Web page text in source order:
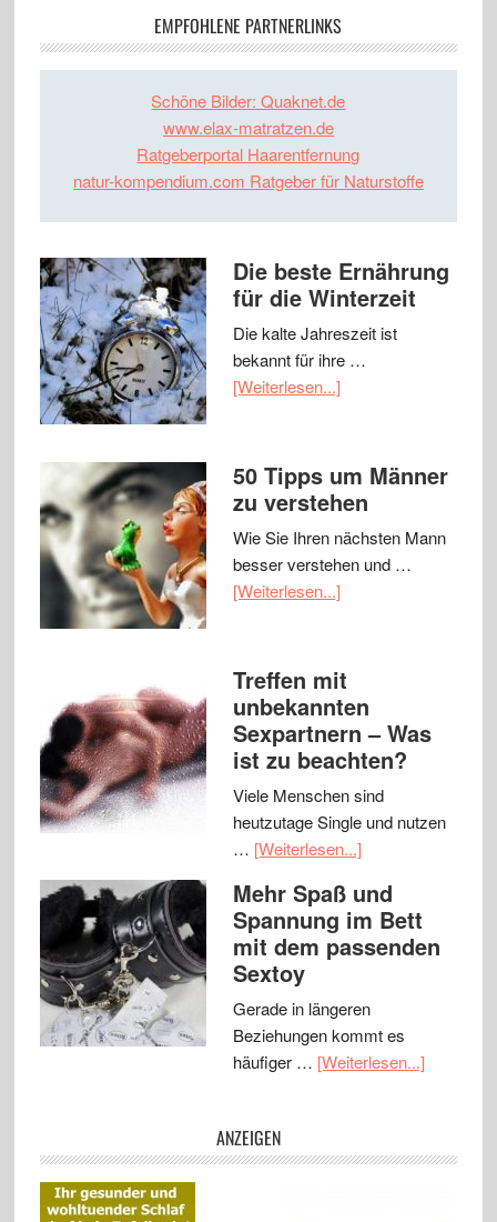
EMPFOHLENE PARTNERLINKS
Schöne Bilder: Quaknet.de
www.elax-matratzen.de
Ratgeberportal Haarentfernung
natur-kompendium.com Ratgeber für Naturstoffe
Die beste Ernährung
für die Winterzeit
Die kalte Jahreszeit ist
bekannt für ihre …
[Weiterlesen...]
50 Tipps um Männer
zu verstehen
Wie Sie Ihren nächsten Mann
besser verstehen und …
[Weiterlesen...]
Treffen mit
unbekannten
Sexpartnern – Was
ist zu beachten?
Viele Menschen sind
heutzutage Single und nutzen
… [Weiterlesen...]
Mehr Spaß und
Spannung im Bett
mit dem passenden
Sextoy
Gerade in längeren
Beziehungen kommt es
häufiger … [Weiterlesen...]
ANZEIGEN